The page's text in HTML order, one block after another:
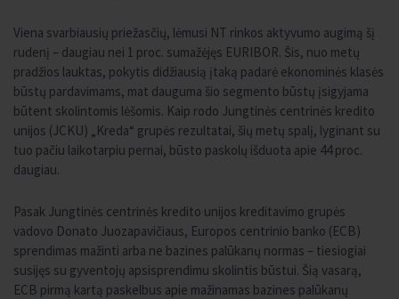
Viena svarbiausių priežasčių, lėmusi NT rinkos aktyvumo augimą šį
rudenį – daugiau nei 1 proc. sumažėjęs EURIBOR. Šis, nuo metų
pradžios lauktas, pokytis didžiausią įtaką padarė ekonominės klasės
būstų pardavimams, mat dauguma šio segmento būstų įsigyjama
būtent skolintomis lėšomis. Kaip rodo ​​Jungtinės centrinės kredito
unijos (JCKU) „Kreda“ grupės rezultatai, šių metų spalį, lyginant su
tuo pačiu laikotarpiu pernai, būsto paskolų išduota apie 44 proc.
daugiau.
Pasak Jungtinės centrinės kredito unijos kreditavimo grupės
vadovo Donato Juozapavičiaus, Europos centrinio banko (ECB)
sprendimas mažinti arba ne bazines palūkanų normas – tiesiogiai
susijęs su gyventojų apsisprendimu skolintis būstui. Šią vasarą,
ECB pirmą kartą paskelbus apie mažinamas bazines palūkanų